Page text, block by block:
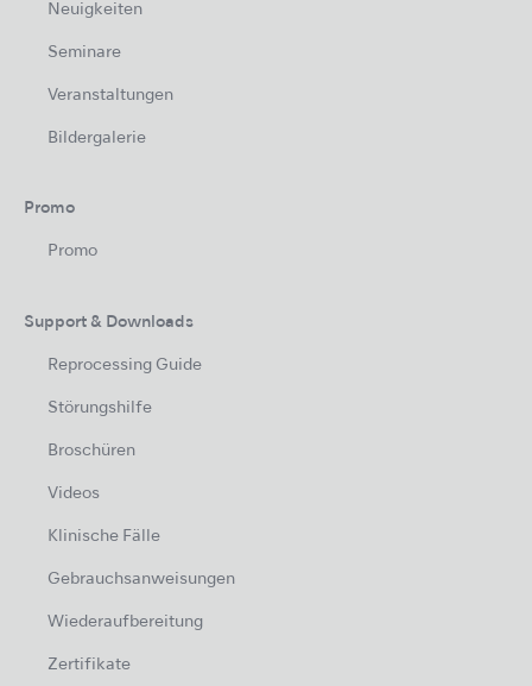
Neuigkeiten
Seminare
Veranstaltungen
Bildergalerie
Promo
Promo
Support & Downloads
Reprocessing Guide
Störungshilfe
Broschüren
Videos
Klinische Fälle
Gebrauchsanweisungen
Wiederaufbereitung
Zertifikate